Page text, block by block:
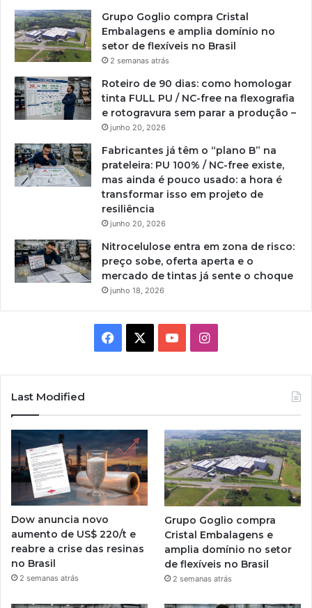
Grupo Goglio compra Cristal
Embalagens e amplia domínio no
setor de flexíveis no Brasil
2 semanas atrás
Roteiro de 90 dias: como homologar
tinta FULL PU / NC-free na flexografia
e rotogravura sem parar a produção –
junho 20, 2026
Fabricantes já têm o “plano B” na
prateleira: PU 100% / NC-free existe,
mas ainda é pouco usado: a hora é
transformar isso em projeto de
resiliência
junho 20, 2026
Nitrocelulose entra em zona de risco:
preço sobe, oferta aperta e o
mercado de tintas já sente o choque
junho 18, 2026
Facebook YouTubeInstagram
Last Modified
Dow anuncia novo
aumento de US$ 220/t e
reabre a crise das resinas
no Brasil
2 semanas atrás
Grupo Goglio compra
Cristal Embalagens e
amplia domínio no setor
de flexíveis no Brasil
2 semanas atrás